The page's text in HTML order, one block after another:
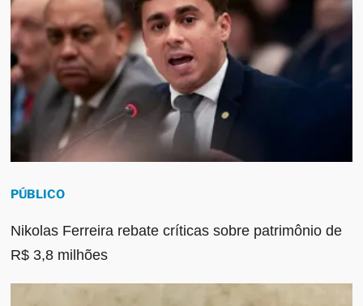
PÚBLICO
Nikolas Ferreira rebate críticas sobre patrimônio de
R$ 3,8 milhões